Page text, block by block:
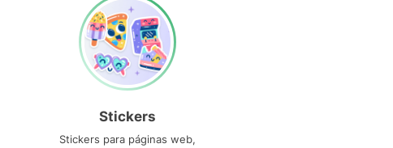
Stickers
Stickers para páginas web,